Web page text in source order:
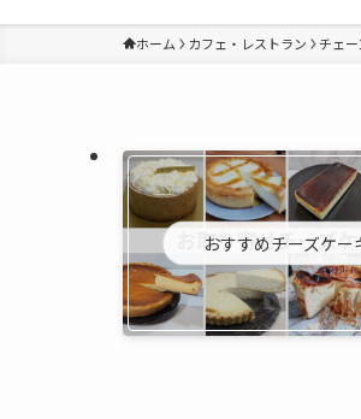
ホーム カフェ・レストラン チェー
おすすめチーズケー